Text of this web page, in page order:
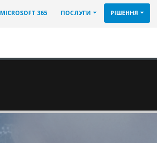
MICROSOFT 365 ПОСЛУГИ РІШЕННЯ